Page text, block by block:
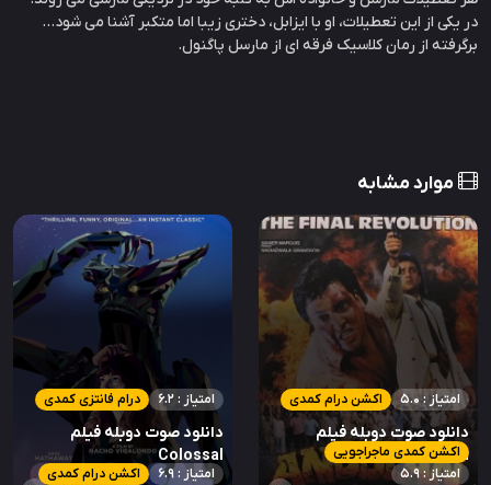
در یکی از این تعطیلات، او با ایزابل، دختری زیبا اما متکبر آشنا می شود...
برگرفته از رمان کلاسیک فرقه ای از مارسل پاگنول.
موارد مشابه
اکشن درام کمدی امتیاز : 5.0
دانلود صوت دوبله فیلم
Andolan
درام فانتزی کمدی امتیاز : 6.2
دانلود صوت دوبله فیلم
Colossal
اکشن کمدی ماجراجویی
امتیاز : 5.9
اکشن درام کمدی امتیاز : 6.9